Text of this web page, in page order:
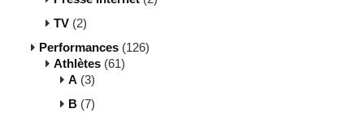
TV (2)
Performances (126)
Athlètes (61)
A (3)
B (7)